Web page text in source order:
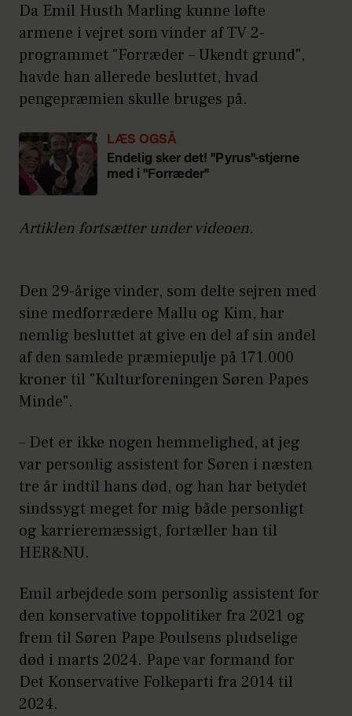
Da Emil Husth Marling kunne løfte
armene i vejret som vinder af TV 2-
programmet "Forræder – Ukendt grund",
havde han allerede besluttet, hvad
pengepræmien skulle bruges på.
LÆS OGSÅ
Endelig sker det! "Pyrus"-stjerne
med i "Forræder"
Artiklen fortsætter under videoen.
Den 29-årige vinder, som delte sejren med
sine medforrædere Mallu og Kim, har
nemlig besluttet at give en del af sin andel
af den samlede præmiepulje på 171.000
kroner til "Kulturforeningen Søren Papes
Minde".
– Det er ikke nogen hemmelighed, at jeg
var personlig assistent for Søren i næsten
tre år indtil hans død, og han har betydet
sindssygt meget for mig både personligt
og karrieremæssigt, fortæller han til
HER&NU.
Emil arbejdede som personlig assistent for
den konservative toppolitiker fra 2021 og
frem til Søren Pape Poulsens pludselige
død i marts 2024. Pape var formand for
Det Konservative Folkeparti fra 2014 til
2024.